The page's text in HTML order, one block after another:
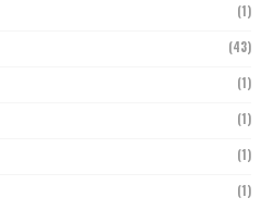
(1)
(43)
(1)
(1)
(1)
(1)